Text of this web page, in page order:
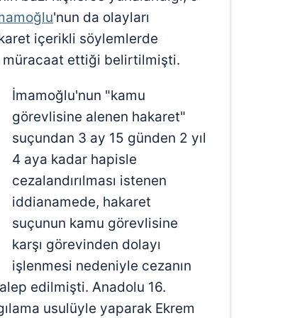
'nun da olayları
içerikli söylemlerde
müracaat ettiği belirtilmişti.
İmamoğlu'nun "kamu
görevlisine alenen hakaret"
suçundan 3 ay 15 günden 2 yıl
4 aya kadar hapisle
cezalandırılması istenen
iddianamede, hakaret
suçunun kamu görevlisine
karşı görevinden dolayı
işlenmesi nedeniyle cezanın
talep edilmişti. Anadolu 16.
usulüyle yaparak Ekrem